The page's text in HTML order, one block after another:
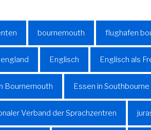
bournemouth flughafen
england Englisch Englisch als
Bournemouth Essen in Southbourne
Verband der Sprachzentren